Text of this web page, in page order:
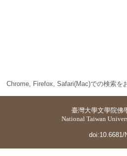
Chrome, Firefox, Safari(Mac)での検索を
臺灣大學文學院佛
National Taiwan
doi:10.6681/